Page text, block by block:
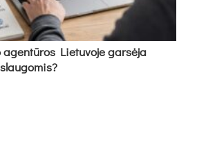
agentūros Lietuvoje garsėja